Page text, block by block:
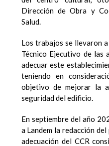
Dirección de Obra y
Salud.
Los trabajos se llevaron
Técnico Ejecutivo de las
adecuar este
teniendo en
objetivo de mejorar la
seguridad del edificio.
En septiembre del año
a Landem la redacción
adecuación del CCR